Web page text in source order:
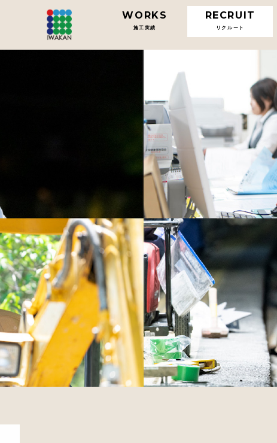
WORKS
施工実績
RECRUIT
リクルート